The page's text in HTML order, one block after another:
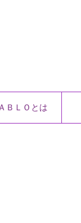
ＢＬＯとは